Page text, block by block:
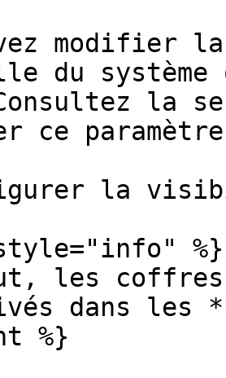
du
la
ce
la
%}
les
dans les
%}